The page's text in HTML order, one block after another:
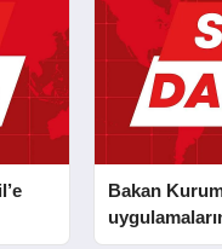
Bakan Kurum